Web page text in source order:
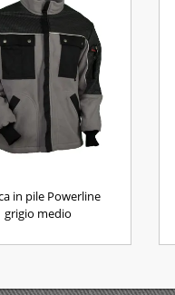
in pile Powerline
grigio medio